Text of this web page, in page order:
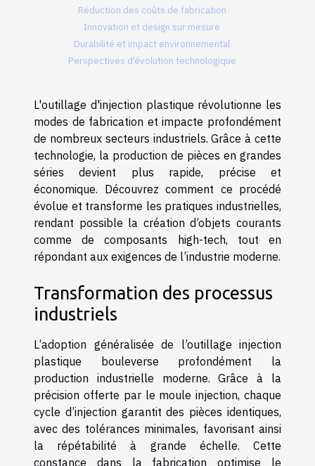
Réduction des coûts de fabrication
Innovation et design sur mesure
Durabilité et impact environnemental
Perspectives d’évolution technologique
L'outillage d'injection plastique révolutionne les
modes de fabrication et impacte profondément
de nombreux secteurs industriels. Grâce à cette
technologie, la production de pièces en grandes
séries devient plus rapide, précise et
économique. Découvrez comment ce procédé
évolue et transforme les pratiques industrielles,
rendant possible la création d’objets courants
comme de composants high-tech, tout en
répondant aux exigences de l’industrie moderne.
Transformation des processus
industriels
L’adoption généralisée de l’outillage injection
plastique bouleverse profondément la
production industrielle moderne. Grâce à la
précision offerte par le moule injection, chaque
cycle d’injection garantit des pièces identiques,
avec des tolérances minimales, favorisant ainsi
la répétabilité à grande échelle. Cette
constance dans la fabrication optimise le